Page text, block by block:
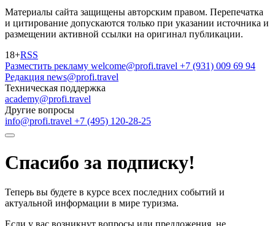
Материалы сайта защищены авторским правом. Перепечатка
и цитирование допускаются только при указании источника и
размещении активной ссылки на оригинал публикации.
18+RSS
Разместить рекламу welcome@profi.travel +7 (931) 009 69 94
Редакция news@profi.travel
Техническая поддержка
academy@profi.travel
Другие вопросы
info@profi.travel +7 (495) 120-28-25
Спасибо за подписку!
Теперь вы будете в курсе всех последних событий и
актуальной информации в мире туризма.